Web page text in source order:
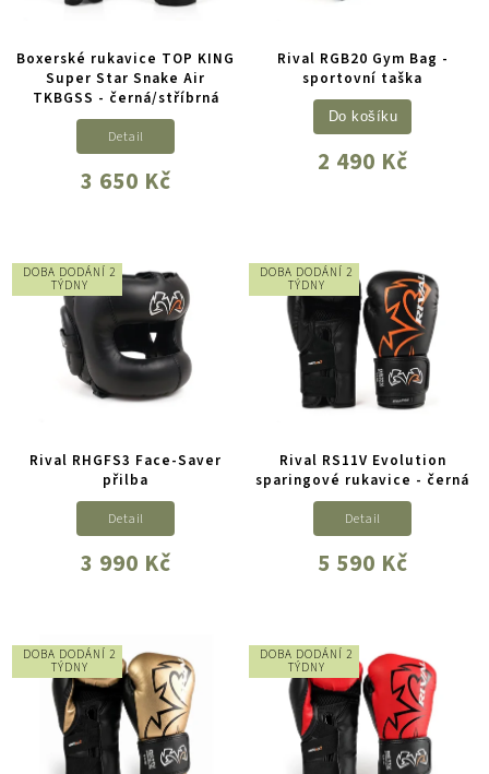
Boxerské rukavice TOP KING
Super Star Snake Air
TKBGSS - černá/stříbrná
3 650 Kč
Detail
Rival RGB20 Gym Bag -
sportovní taška
2 490 Kč
Do košíku
DOBA DODÁNÍ 2
TÝDNY
Rival RHGFS3 Face-Saver
přilba
3 990 Kč
Detail
DOBA DODÁNÍ 2
TÝDNY
Rival RS11V Evolution
sparingové rukavice - černá
5 590 Kč
Detail
DOBA DODÁNÍ 2
TÝDNY
DOBA DODÁNÍ 2
TÝDNY